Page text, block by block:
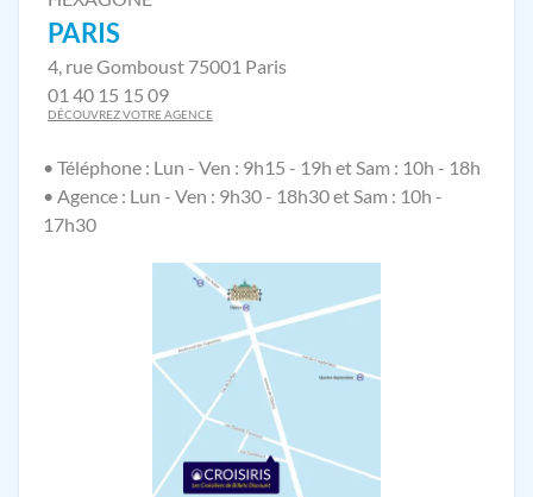
PARIS
4, rue Gomboust 75001 Paris
01 40 15 15 09
DÉCOUVREZ VOTRE AGENCE
• Téléphone : Lun - Ven : 9h15 - 19h et Sam : 10h - 18h
• Agence : Lun - Ven : 9h30 - 18h30 et Sam : 10h -
17h30